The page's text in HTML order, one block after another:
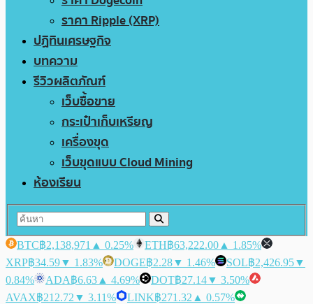
ราคา Ripple (XRP)
ปฏิทินเศรษฐกิจ
บทความ
รีวิวผลิตภัณฑ์
เว็บซื้อขาย
กระเป๋าเก็บเหรียญ
เครื่องขุด
เว็บขุดแบบ Cloud Mining
ห้องเรียน
BTC฿2,138,971 ▲ 0.25% ETH฿63,222.00 ▲ 1.85%
XRP฿34.59▼ 1.83% DOGE฿2.28▼ 1.46% SOL฿2,426.95▼
0.84%
ADA฿6.63 ▲ 4.69% DOT฿27.14▼ 3.50%
AVAX฿212.72 ▼ 3.11% LINK฿271.32 ▲ 0.57%